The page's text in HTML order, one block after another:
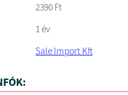
2390 Ft
1 év
Sale Import Kft